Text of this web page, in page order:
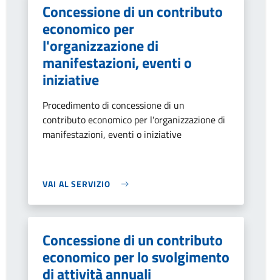
Concessione di un contributo
economico per
l'organizzazione di
manifestazioni, eventi o
iniziative
Procedimento di concessione di un
contributo economico per l'organizzazione di
manifestazioni, eventi o iniziative
VAI AL SERVIZIO
Concessione di un contributo
economico per lo svolgimento
di attività annuali